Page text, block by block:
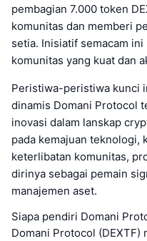
pembagian 7.000 token
komunitas dan memberi
setia. Inisiatif semacam
komunitas yang kuat dan
Peristiwa-peristiwa kunci
dinamis Domani Protocol
inovasi dalam lanskap
pada kemajuan teknologi,
keterlibatan komunitas,
dirinya sebagai pemain
manajemen aset.
Siapa pendiri Domani
Domani Protocol